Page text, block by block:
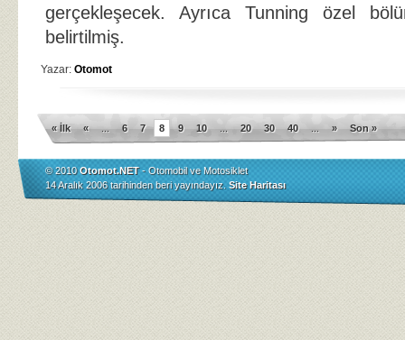
gerçekleşecek. Ayrıca Tunning özel
belirtilmiş.
Yazar: Otomot
« İlk « ... 6 7 8 9 10 ... 20 30 40 ... » Son »
© 2010Otomot.NET- Otomobil ve Motosiklet
14 Aralık 2006 tarihinden beri yayındayız. Site Haritası